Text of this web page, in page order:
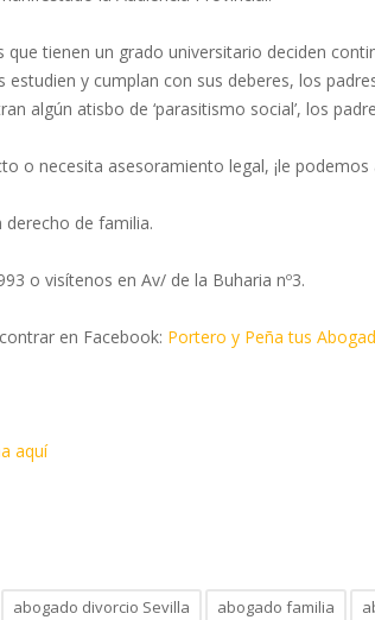
tienen un grado universitario deciden
estudien y cumplan con sus deberes, los
algún atisbo de ‘parasitismo social’, los
o necesita asesoramiento legal, ¡le podemos
derecho de familia.
o visítenos en Av/ de la Buharia nº3.
en Facebook: Portero y Peña tus
aquí
abogado divorcio Sevilla abogado familia